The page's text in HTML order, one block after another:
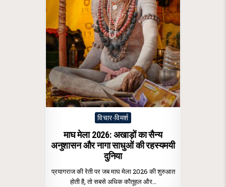
Posted
विचार-विमर्श
माघ मेला 2026: अखाड़ों का सैन्य
अनुशासन और नागा साधुओं की रहस्यमयी
दुनिया
प्रयागराज की रेती पर जब माघ मेला 2026 की शुरुआत
होती है, तो सबसे अधिक कौतूहल और…